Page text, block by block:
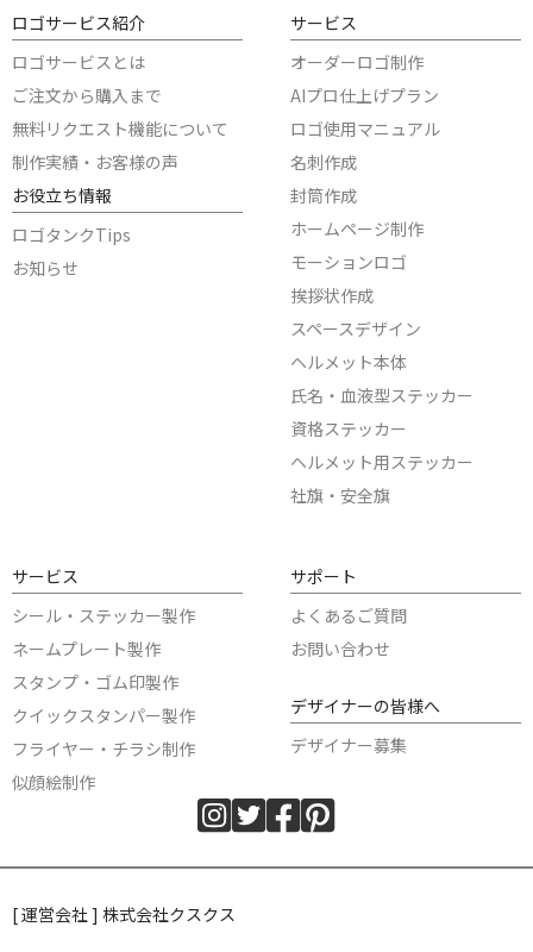
ロゴサービス紹介
ロゴサービスとは
ご注文から購入まで
無料リクエスト機能について
制作実績・お客様の声
お役立ち情報
ロゴタンクTips
お知らせ
サービス
オーダーロゴ制作
AIプロ仕上げプラン
ロゴ使用マニュアル
名刺作成
封筒作成
ホームページ制作
モーションロゴ
挨拶状作成
スペースデザイン
ヘルメット本体
氏名・血液型ステッカー
資格ステッカー
ヘルメット用ステッカー
社旗・安全旗
サービス
シール・ステッカー製作
ネームプレート製作
スタンプ・ゴム印製作
クイックスタンパー製作
フライヤー・チラシ制作
似顔絵制作
サポート
よくあるご質問
お問い合わせ
デザイナーの皆様へ
デザイナー募集
[ 運営会社 ] 株式会社クスクス